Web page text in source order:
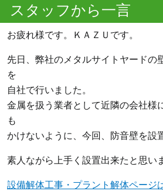
スタッフから一言
お疲れ様です。ＫＡＺＵです。
先日、弊社のメタルサイトヤードの
を
自社で行いました。
金属を扱う業者として近隣の会社様
も
かけないように、今回、防音壁を設
素人ながら上手く設置出来たと思い
設備解体工事・プラント解体ページ